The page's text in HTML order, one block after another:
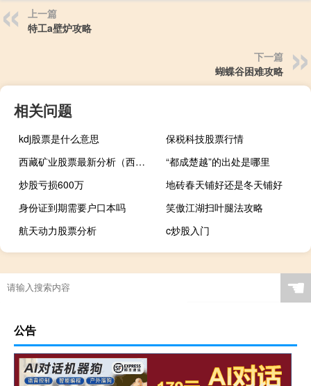
上一篇
特工a壁炉攻略
下一篇
蝴蝶谷困难攻略
相关问题
kdj股票是什么意思
保税科技股票行情
西藏矿业股票最新分析（西藏矿业股票）
“都成楚越”的出处是哪里
炒股亏损600万
地砖春天铺好还是冬天铺好
身份证到期需要户口本吗
笑傲江湖扫叶腿法攻略
航天动力股票分析
c炒股入门
☚
公告